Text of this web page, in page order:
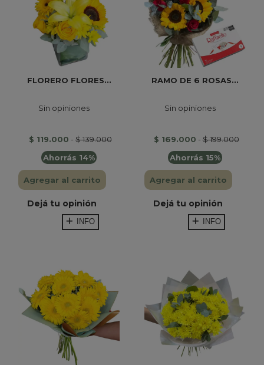
FLORERO FLORES...
Sin opiniones
$ 119.000 -$ 139.000
Ahorrás 14%
Agregar al carrito
Dejá tu opinión
INFO
RAMO DE 6 ROSAS...
Sin opiniones
$ 169.000 -$ 199.000
Ahorrás 15%
Agregar al carrito
Dejá tu opinión
INFO